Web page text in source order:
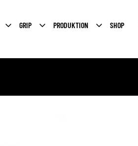
GRIP PRODUKTION SHOP